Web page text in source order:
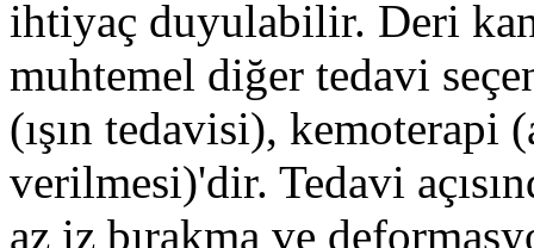
ihtiyaç duyulabilir. Deri
muhtemel diğer tedavi
(ışın tedavisi), kemoterapi
verilmesi)'dir. Tedavi
az iz bırakma ve